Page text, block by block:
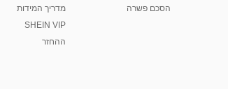
הסכם פשרה
מדריך המידות
SHEIN VIP
ההחזר